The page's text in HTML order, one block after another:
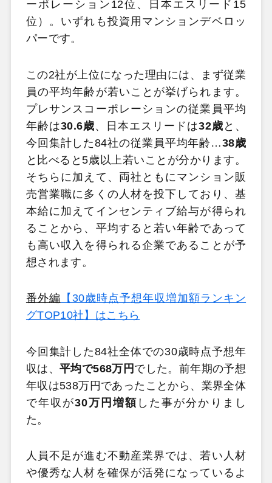
ーポレーション12位、日本エスリード15
位）。いずれも投資用マンションデベロッ
パーです。
この2社が上位になった理由には、まず従業
員の平均年齢が若いことが挙げられます。
プレサンスコーポレーションの従業員平均
年齢は30.6歳、日本エスリードは32歳 と、
今回集計した84社の従業員平均年齢…38歳
と比べると5歳以上若いことが分かります。
そちらに加えて、両社ともにマンション販
売営業職に多くの人材を投下しており、基
本給に加えてインセンティブ給与が得られ
ることから、平均すると若い年齢であって
も高い収入を得られる企業であることが予
想されます。
番外編 【30歳時点予想年収増加額ランキン
グTOP10社】はこちら
今回集計した84社全体での30歳時点予想年
収は、平均で568万円 でした。前年期の予想
年収は538万円であったことから、業界全体
で年収が30万円増額 した事が分かりまし
た。
人員不足が進む不動産業界では、若い人材
や優秀な人材を確保が活発になっているよ